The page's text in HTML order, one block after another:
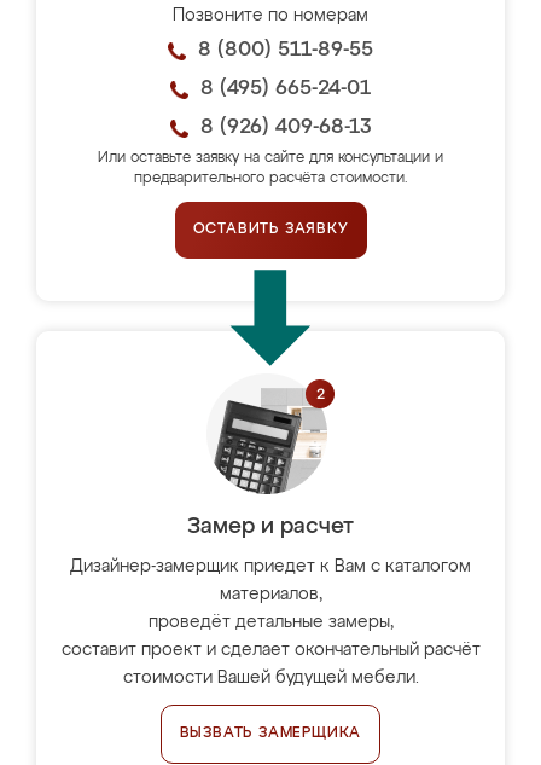
Позвоните по номерам
8 (800) 511-89-55
8 (495) 665-24-01
8 (926) 409-68-13
Или оставьте заявку на сайте для консультации и
предварительного расчёта стоимости.
ОСТАВИТЬ ЗАЯВКУ
Замер и расчет
Дизайнер-замерщик приедет к Вам с каталогом
материалов,
проведёт детальные замеры,
составит проект и сделает окончательный расчёт
стоимости Вашей будущей мебели.
ВЫЗВАТЬ ЗАМЕРЩИКА